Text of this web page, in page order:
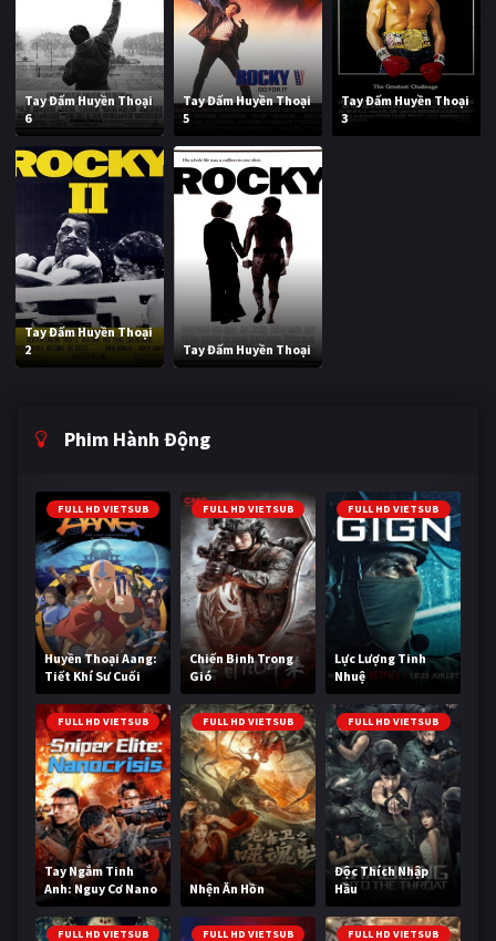
Tay Đấm Huyền Thoại
6
Tay Đấm Huyền Thoại
5
Tay Đấm Huyền Thoại
3
Tay Đấm Huyền Thoại
2
Tay Đấm Huyền Thoại
Phim Hành Động
FULL HD VIETSUB
Huyền Thoại Aang:
Tiết Khí Sư Cuối
Cùng
FULL HD VIETSUB
Chiến Binh Trong
Gió
FULL HD VIETSUB
Lực Lượng Tinh
Nhuệ
FULL HD VIETSUB
Tay Ngắm Tinh
Anh: Nguy Cơ Nano
FULL HD VIETSUB
Nhện Ăn Hồn
FULL HD VIETSUB
Độc Thích Nhập
Hầu
FULL HD VIETSUB FULL HD VIETSUB FULL HD VIETSUB